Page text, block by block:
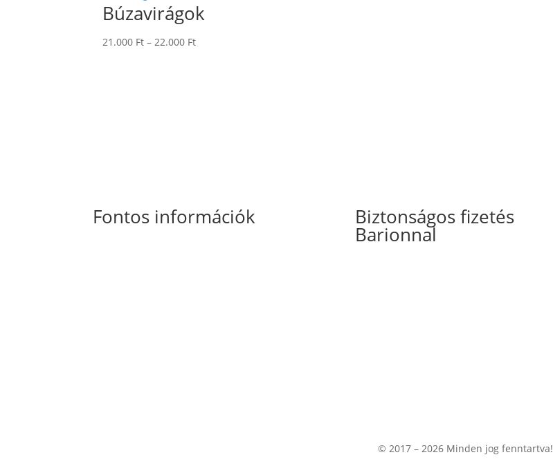
Búzavirágok
21.000 Ft – 22.000 FtÁrtartomány:
Fontos információk Biztonságos fizetés
Barionnal
© 2017 – 2026 Minden jog fenntartva!